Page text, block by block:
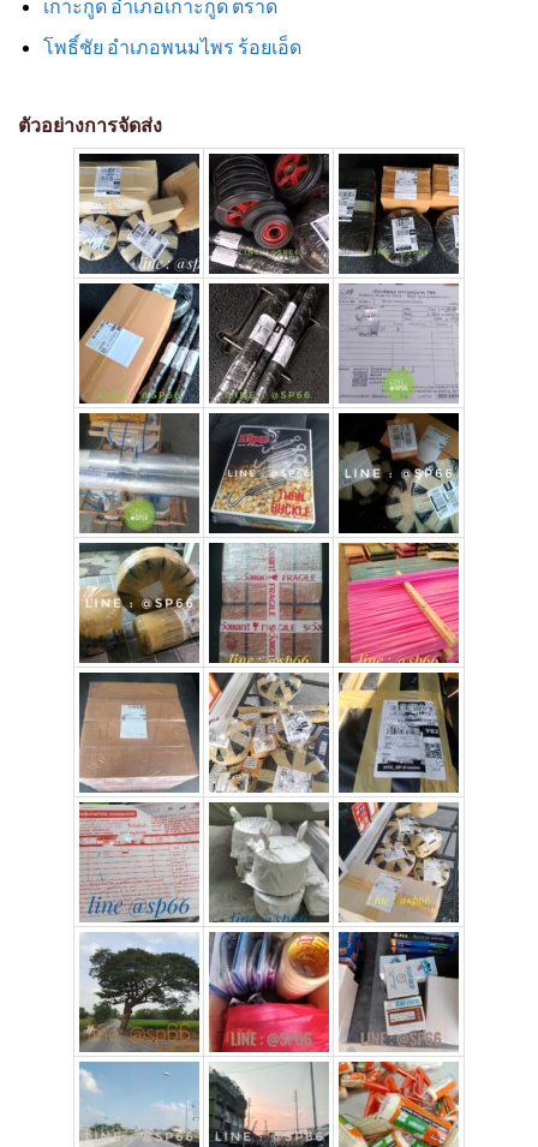
เกาะกูด อำเภอเกาะกูด ตราด
โพธิ์ชัย อำเภอพนมไพร ร้อยเอ็ด
ตัวอย่างการจัดส่ง